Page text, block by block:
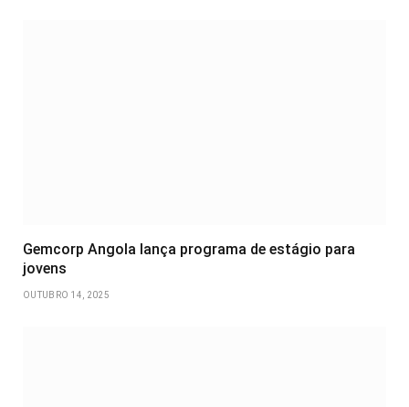
Gemcorp Angola lança programa de estágio para
jovens
OUTUBRO 14, 2025